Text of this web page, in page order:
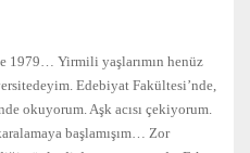
1979… Yirmili yaşlarımın henüz
Edebiyat Fakültesi’nde,
okuyorum. Aşk acısı çekiyorum.
başlamışım… Zor